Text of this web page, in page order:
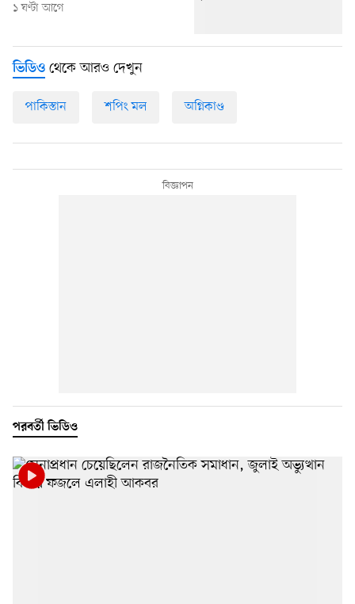
১ ঘণ্টা আগে
ভিডিও থেকে আরও দেখুন
পাকিস্তান শপিং মল অগ্নিকাণ্ড
পরবর্তী ভিডিও